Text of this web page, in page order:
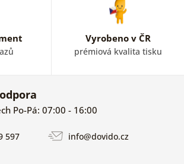
Vyrobeno v ČR
prémiová kvalita tisku
Po-Pá: 07:00 - 16:00
597 info@dovido.cz